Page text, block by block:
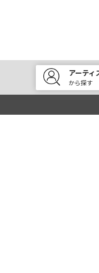
アーティ
から探す